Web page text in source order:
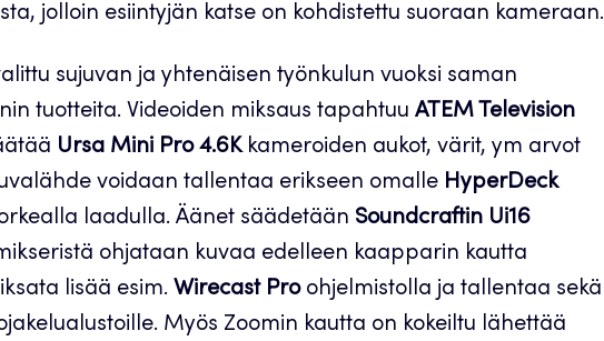
jolloin esiintyjän katse on kohdistettu suoraan kameraan.
sujuvan ja yhtenäisen työnkulun vuoksi saman
tuotteita. Videoiden miksaus tapahtuu ATEM Television
Ursa Mini Pro 4.6Kkameroiden aukot, värit, ym arvot
voidaan tallentaa erikseen omalle HyperDeck
laadulla. Äänet säädetään Soundcraftin Ui16
ohjataan kuvaa edelleen kaapparin kautta
lisää esim. Wirecast Proohjelmistolla ja tallentaa sekä
Myös Zoomin kautta on kokeiltu lähettää